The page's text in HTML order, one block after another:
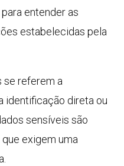
entender as
estabelecidas pela
se referem a
identificação direta ou
sensíveis são
exigem uma